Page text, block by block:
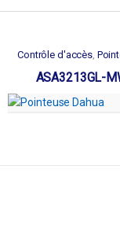
Contrôle d'accès,
ASA3213GL-